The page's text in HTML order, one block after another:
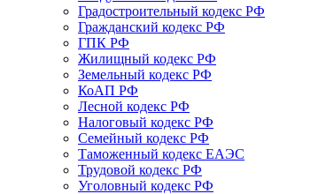
Градостроительный кодекс РФ
Гражданский кодекс РФ
ГПК РФ
Жилищный кодекс РФ
Земельный кодекс РФ
КоАП РФ
Лесной кодекс РФ
Налоговый кодекс РФ
Семейный кодекс РФ
Таможенный кодекс ЕАЭС
Трудовой кодекс РФ
Уголовный кодекс РФ